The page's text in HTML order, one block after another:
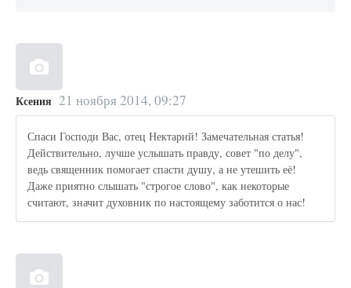
Ксения 21 ноября 2014, 09:27
Спаси Господи Вас, отец Нектарий! Замечательная статья!
Действительно, лучше услышать правду, совет "по делу",
ведь священник помогает спасти душу, а не утешить её!
Даже приятно слышать "строгое слово", как некоторые
считают, значит духовник по настоящему заботится о нас!